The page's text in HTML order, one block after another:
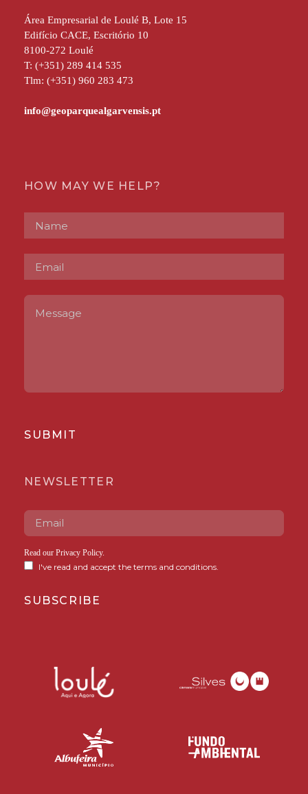
Área Empresarial de Loulé B, Lote 15
Edifício CACE, Escritório 10
8100-272 Loulé
T: (+351) 289 414 535
Tlm: (+351) 960 283 473
HOW MAY WE HELP?
SUBMIT
NEWSLETTER
Read our Privacy Policy.
I've read and accept the terms and conditions.